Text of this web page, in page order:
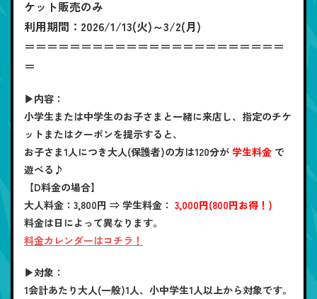
ケット販売のみ
利用期間：2026/1/13(火)～3/2(月)
＝＝＝＝＝＝＝＝＝＝＝＝＝＝＝＝＝＝＝＝＝＝＝
＝
▶内容：
小学生または中学生のお子さまと一緒に来店し、指定のチケ
ットまたはクーポンを提示すると、
お子さま1人につき大人(保護者)の方は120分が 学生料金 で
遊べる♪
【D料金の場合】
大人料金 ：3,800円 ⇒ 学生料金 ： 3,000円(800円お得！)
料金は日によって異なります。
料金カレンダーはコチラ！
▶対象：
1会計あたり大人(一般)1人、小中学生1人以上から対象です。